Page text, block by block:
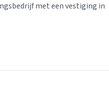
met een vestiging in